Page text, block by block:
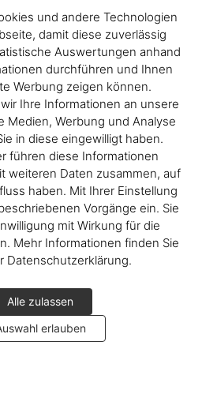
und andere Technologien
damit diese zuverlässig
Auswertungen anhand
durchführen und Ihnen
Werbung zeigen können.
Ihre Informationen an unsere
Medien, Werbung und Analyse
in diese eingewilligt haben.
führen diese Informationen
weiteren Daten zusammen, auf
haben. Mit Ihrer Einstellung
Vorgänge ein. Sie
mit Wirkung für die
Mehr Informationen finden Sie
Datenschutzerklärung.
Alle zulassen
erlauben